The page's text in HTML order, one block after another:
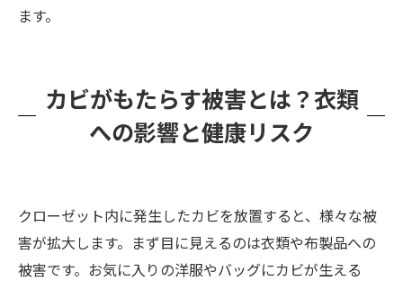
ます。
カビがもたらす被害とは？衣類
への影響と健康リスク
クローゼット内に発生したカビを放置すると、様々な被
害が拡大します。まず目に見えるのは衣類や布製品への
被害です。お気に入りの洋服やバッグにカビが生える